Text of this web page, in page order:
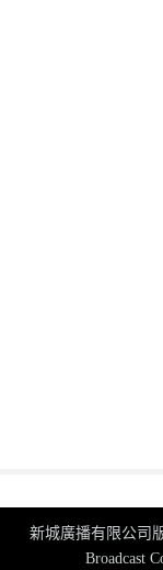
新城廣播有限公司
Broadcast